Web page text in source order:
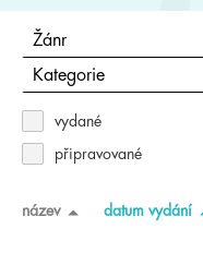
Žánr
Kategorie
vydané
připravované
název datum vydání